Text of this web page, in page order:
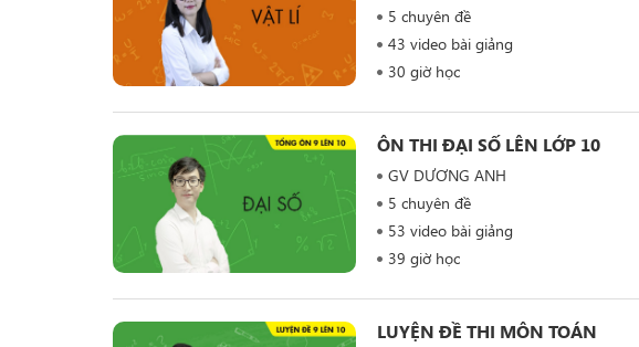
5 chuyên đề
43 video bài giảng
30 giờ học
ÔN THI ĐẠI SỐ LÊN LỚP 10
GV DƯƠNG ANH
5 chuyên đề
53 video bài giảng
39 giờ học
LUYỆN ĐỀ THI MÔN TOÁN